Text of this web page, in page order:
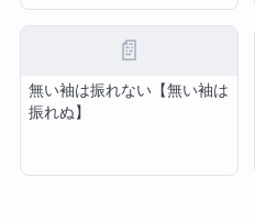
📄
無い袖は振れない【無い袖は
振れぬ】